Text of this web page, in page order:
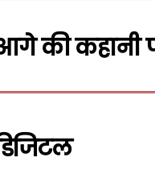
की कहानी